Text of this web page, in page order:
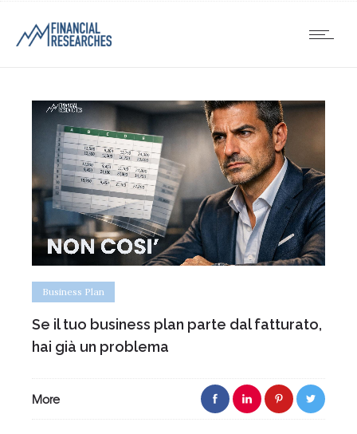
Business Plan
Se il tuo business plan parte dal fatturato,
hai già un problema
More